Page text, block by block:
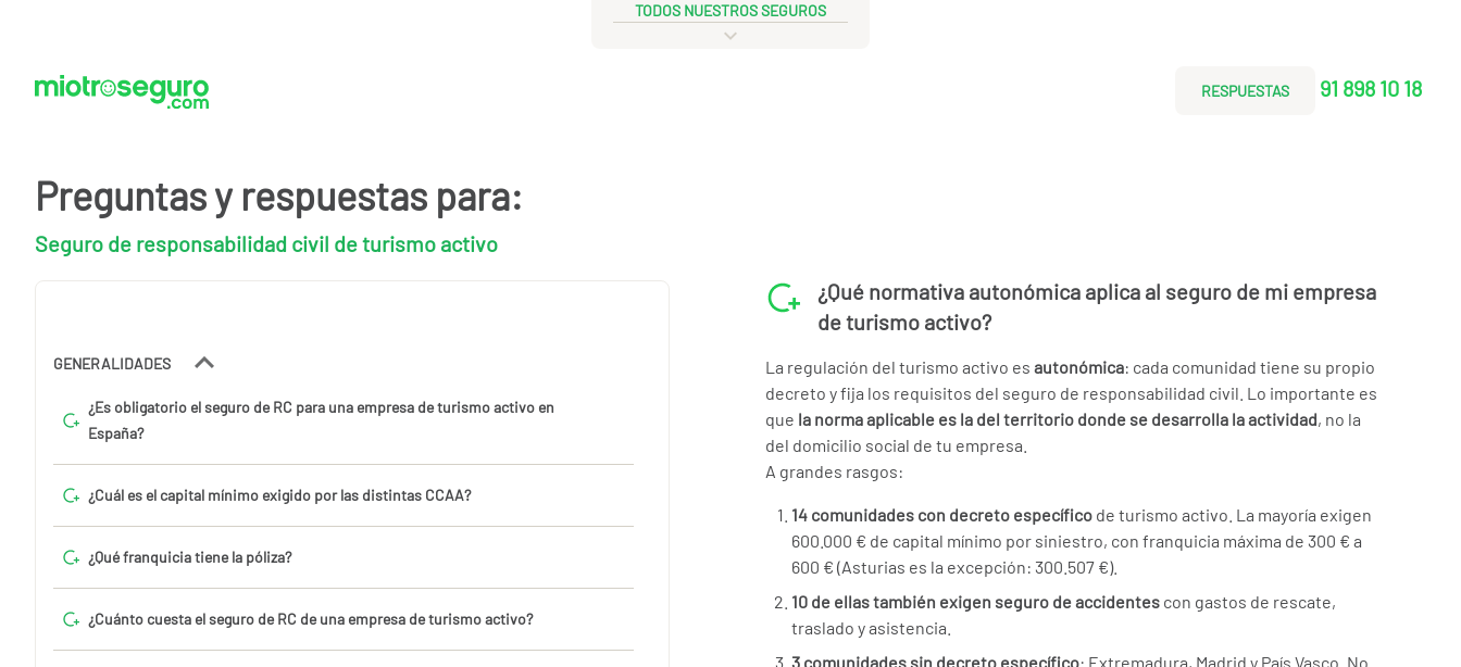
TODOS NUESTROS SEGUROS
RESPUESTAS 91 898 10 18
Preguntas y respuestas para:
Seguro de responsabilidad civil de turismo activo
GENERALIDADES
¿Es obligatorio el seguro de RC para una empresa de turismo activo en
España?
¿Cuál es el capital mínimo exigido por las distintas CCAA?
¿Qué franquicia tiene la póliza?
¿Cuánto cuesta el seguro de RC de una empresa de turismo activo?
¿Qué normativa autonómica aplica al seguro de mi empresa
de turismo activo?
La regulación del turismo activo es autonómica: cada comunidad tiene su propio
decreto y fija los requisitos del seguro de responsabilidad civil. Lo importante es
que la norma aplicable es la del territorio donde se desarrolla la actividad, no la
del domicilio social de tu empresa.
A grandes rasgos:
14 comunidades con decreto específico de turismo activo. La mayoría exigen
600.000 € de capital mínimo por siniestro, con franquicia máxima de 300 € a
600 € (Asturias es la excepción: 300.507 €).
10 de ellas también exigen seguro de accidentes con gastos de rescate,
traslado y asistencia.
3 comunidades sin decreto específico: Extremadura, Madrid y País Vasco. No